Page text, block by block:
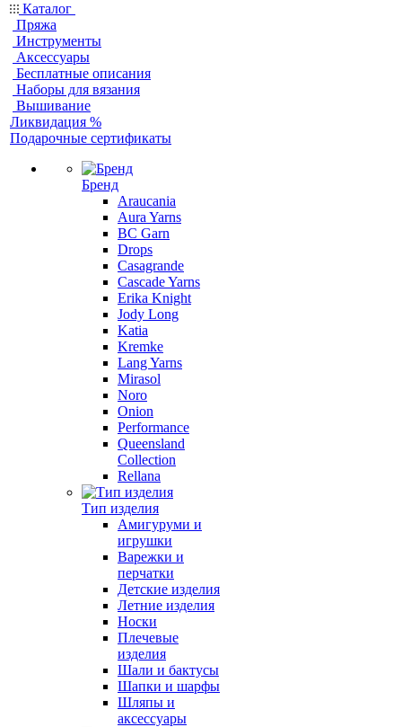
Каталог
Пряжа
Инструменты
Аксессуары
Бесплатные описания
Наборы для вязания
Вышивание
Ликвидация %
Подарочные сертификаты
Бренд
Araucania
Aura Yarns
BC Garn
Drops
Casagrande
Cascade Yarns
Erika Knight
Jody Long
Katia
Kremke
Lang Yarns
Mirasol
Noro
Onion
Performance
Queensland
Collection
Rellana
Тип изделия
Амигуруми и
игрушки
Варежки и
перчатки
Детские изделия
Летние изделия
Носки
Плечевые
изделия
Шали и бактусы
Шапки и шарфы
Шляпы и
аксессуары